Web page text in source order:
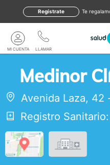
te
Regístrate
LLAMAR
MI CUENTA
Medinor
Avenida Laza, 42
Registro